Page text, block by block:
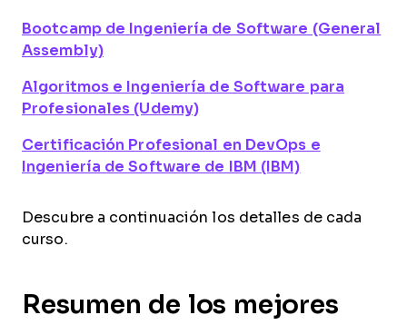
Bootcamp de Ingeniería de Software (General
Assembly)
Algoritmos e Ingeniería de Software para
Profesionales (Udemy)
Certificación Profesional en DevOps e
Ingeniería de Software de IBM (IBM)
Descubre a continuación los detalles de cada
curso.
Resumen de los mejores